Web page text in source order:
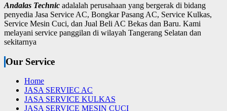
Andalas Technic adalalah perusahaan yang bergerak di bidang
penyedia Jasa Service AC, Bongkar Pasang AC, Service Kulkas,
Service Mesin Cuci, dan Jual Beli AC Bekas dan Baru. Kami
melayani service panggilan di wilayah Tangerang Selatan dan
sekitarnya
Our Service
Home
JASA SERVIEC AC
JASA SERVICE KULKAS
JASA SERVICE MESIN CUCI